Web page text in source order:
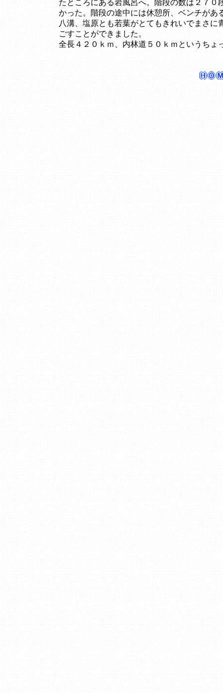
たところにある岩風呂へ。階段の数は２７
かった。階段の途中には休憩所、ベンチがあ
八溝、塩原とも若葉がとてもきれいでまさ
ごすことができました。
全長４２０ｋｍ、内林道５０ｋｍというち